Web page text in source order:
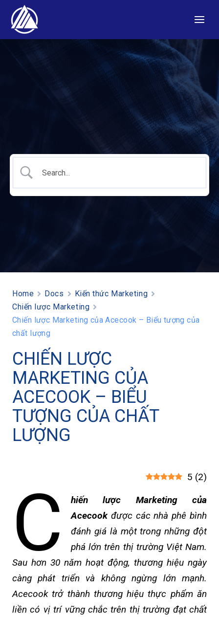
Home Docs
Kiến thức Marketing
Chiến lược Marketing
Chiến lược Marketing của Acecook – Biểu tượng của
chất lượng
CHIẾN LƯỢC
MARKETING CỦA
ACECOOK – BIỂU
TƯỢNG CỦA CHẤT
LƯỢNG
5 (2)
C
hiến lược Marketing của
Acecookđược các nhà phê bình
đánh giá là một trong những đột
phá lớn trên thị trường Việt Nam.
Sau hơn 30 năm hoạt động, thương hiệu ngày
càng phát triển và không ngừng lớn mạnh.
Acecook trở thành thương hiệu thực phẩm ăn
liền có vị trí vững chắc trên thị trường đạt chất